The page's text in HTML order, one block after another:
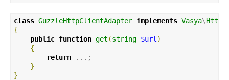
class GuzzleHttpClientAdapter implements Vasya\
{
public function get (string $url )
{
return ...;
}
}